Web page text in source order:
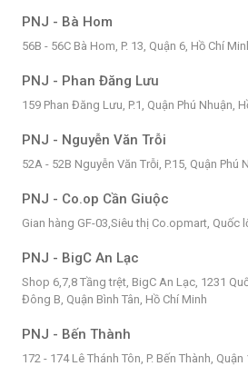
PNJ - Bà Hom
56B - 56C Bà Hom, P. 13, Quận 6, Hồ Chí
PNJ - Phan Đăng Lưu
159 Phan Đăng Lưu, P.1, Quận Phú Nhuận,
PNJ - Nguyễn Văn Trỗi
52A - 52B Nguyễn Văn Trỗi, P.15, Quận Phú
PNJ - Co.op Cần Giuộc
Gian hàng GF-03,Siêu thị Co.opmart, Quốc
PNJ - BigC An Lạc
Shop 6,7,8 Tầng trệt, BigC An Lạc, 1231
Đông B, Quận Bình Tân, Hồ Chí Minh
PNJ - Bến Thành
172 - 174 Lê Thánh Tôn, P. Bến Thành, Quận